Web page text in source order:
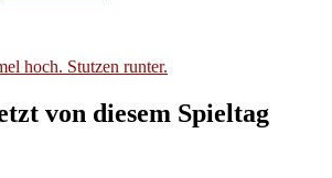
von diesem Spieltag